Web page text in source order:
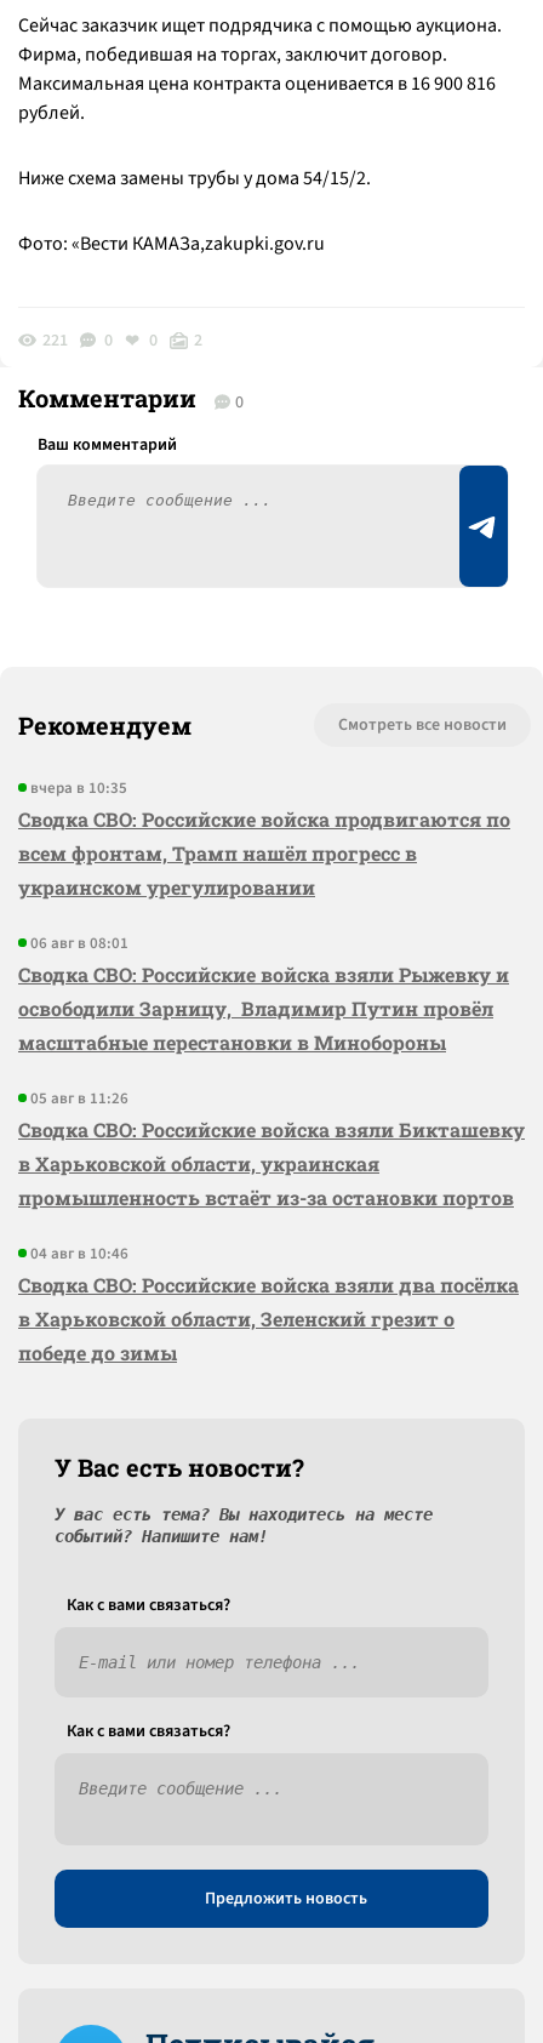
Сейчас заказчик ищет подрядчика с помощью аукциона.
Фирма, победившая на торгах, заключит договор.
Максимальная цена контракта оценивается в 16 900 816
рублей.
Ниже схема замены трубы у дома 54/15/2.
Фото: «Вести КАМАЗа,zakupki.gov.ru
221 0 0 2
Комментарии 0
Рекомендуем Смотреть все новости
вчера в 10:35
Сводка СВО: Российские войска продвигаются по
всем фронтам, Трамп нашёл прогресс в
украинском урегулировании
06 авг в 08:01
Сводка СВО: Российские войска взяли Рыжевку и
освободили Зарницу, Владимир Путин провёл
масштабные перестановки в Минобороны
05 авг в 11:26
Сводка СВО: Российские войска взяли Бикташевку
в Харьковской области, украинская
промышленность встаёт из-за остановки портов
04 авг в 10:46
Сводка СВО: Российские войска взяли два посёлка
в Харьковской области, Зеленский грезит о
победе до зимы
У Вас есть новости?
У вас есть тема? Вы находитесь на месте
событий? Напишите нам!
Как c вами связаться?
Как c вами связаться?
Предложить новость